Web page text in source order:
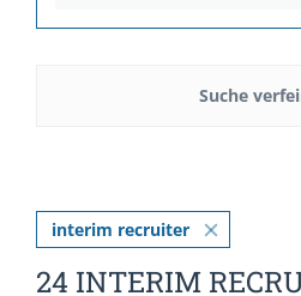
Suche
interim recruiter
24 INTERIM